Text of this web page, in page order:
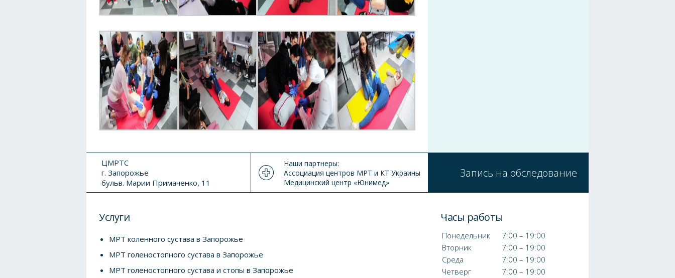
ЦМРТС
г. Запорожье
бульв. Марии Примаченко, 11
Наши партнеры:
Ассоциация центров МРТ и КТ Украины
Медицинский центр «Юнимед»
Запись на обследование
Услуги
МРТ коленного сустава в Запорожье
МРТ голеностопного сустава в Запорожье
МРТ голеностопного сустава и стопы в Запорожье
Часы работы
Понедельник
7:00 – 19:00
Вторник
7:00 – 19:00
Среда
7:00 – 19:00
Четверг
7:00 – 19:00